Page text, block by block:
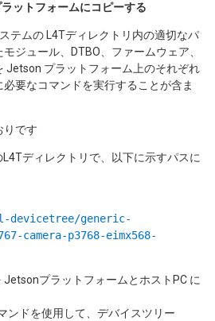
ットフォームにコピーする
テムの L4Tディレクトリ内の適切なパ
ジュール、DTBO、ファームウェア、
Jetson プラットフォーム上のそれぞれ
要なコマンドを実行することが含ま
りです
L4Tディレクトリで、以下に示すパスに
devicetree/generic-
camera-p3768-eimx568-
JetsonプラットフォームとホストPC に
ンドを使用して、デバイスツリー